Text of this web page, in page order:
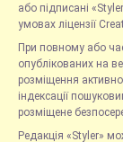
або підписані
умовах ліцензії
При повному або
опублікованих на
розміщення
індексації
розміщене
Редакція «Styler»